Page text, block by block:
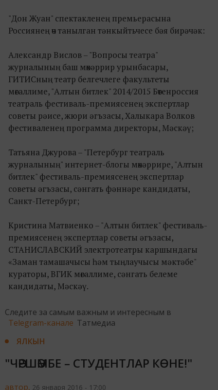
"Дон Жуан" спектакленең премьерасына
Россиянең өч танылган тәнкыйтьчесе бәя бирәчәк:
Александр Вислов – "Вопросы театра"
журналының баш мөхәррир урынбасары,
ГИТИСның театр белгечлеге факультеты
мөгаллиме, "Алтын битлек" 2014/2015 Бөтенроссия
театраль фестиваль-премиясенең экспертлар
советы рәисе, жюри әгъзасы, Халыкара Волков
фестиваленең программа директоры, Мәскәү;
Татьяна Джурова – "Петербург театраль
журналының" интернет-блогы мөхәррире, "Алтын
битлек" фестиваль-премиясенең экспертлар
советы әгъзасы, сәнгать фәннәре кандидаты,
Санкт-Петербург;
Кристина Матвиенко – "Алтын битлек" фестиваль-
премиясенең экспертлар советы әгъзасы,
СТАНИСЛАВСКИЙ электротеатры каршындагы
«Заман тамашачысы һәм тыңлаучысы мәктәбе"
кураторы, ВГИК мөгаллиме, сәнгать белеме
кандидаты, Мәскәү.
Следите за самым важным и интересным в
Telegram-канале Татмедиа
ЯЛКЫН
"ЧӘРШӘМБЕ – СТУДЕНТЛАР КӨНЕ!"
автор, 26 января 2016 - 17:00